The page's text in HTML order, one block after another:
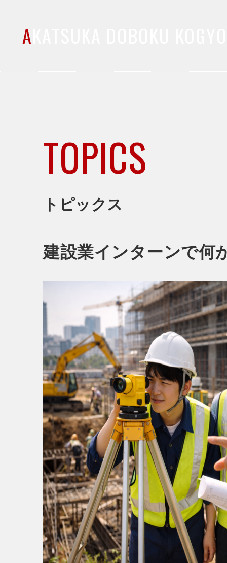
A
TOPICS
トピックス
建設業インターンで何